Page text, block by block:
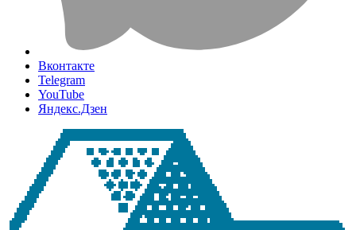
Вконтакте
Telegram
YouTube
Яндекс.Дзен